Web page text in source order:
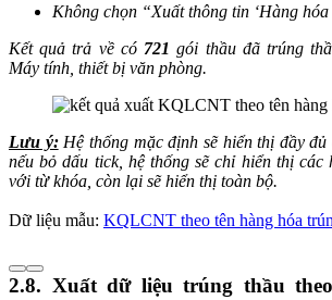
Không chọn “Xuất thông tin ‘Hàng
Kết quả trả về có 721 gói thầu đã trúng
Máy tính, thiết bị văn phòng.
Lưu ý:Hệ thống mặc định sẽ hiển thị đầy đủ
nếu bỏ dấu tick, hệ thống sẽ chỉ hiển thị các
với từ khóa, còn lại sẽ hiển thị toàn bộ.
Dữ liệu mẫu: KQLCNT theo tên hàng hóa
2.8. Xuất dữ liệu trúng thầu